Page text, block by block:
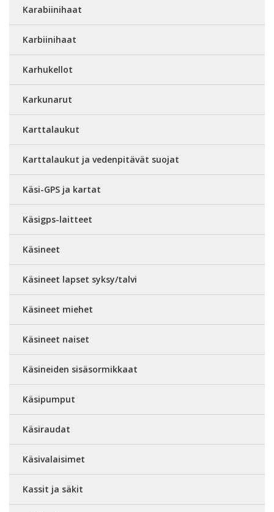
Karabiinihaat
Karbiinihaat
Karhukellot
Karkunarut
Karttalaukut
Karttalaukut ja vedenpitävät suojat
Käsi-GPS ja kartat
Käsigps-laitteet
Käsineet
Käsineet lapset syksy/talvi
Käsineet miehet
Käsineet naiset
Käsineiden sisäsormikkaat
Käsipumput
Käsiraudat
Käsivalaisimet
Kassit ja säkit